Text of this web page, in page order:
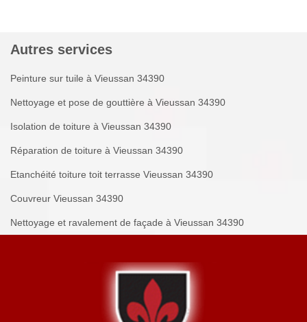
Autres services
Peinture sur tuile à Vieussan 34390
Nettoyage et pose de gouttière à Vieussan 34390
Isolation de toiture à Vieussan 34390
Réparation de toiture à Vieussan 34390
Etanchéité toiture toit terrasse Vieussan 34390
Couvreur Vieussan 34390
Nettoyage et ravalement de façade à Vieussan 34390